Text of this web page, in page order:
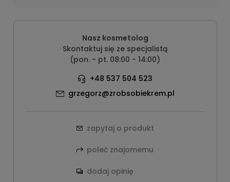
Nasz kosmetolog
Skontaktuj się ze specjalistą
(pon. - pt. 08:00 - 14:00)
+48 537 504 523
grzegorz@zrobsobiekrem.pl
zapytaj o produkt
poleć znajomemu
dodaj opinię